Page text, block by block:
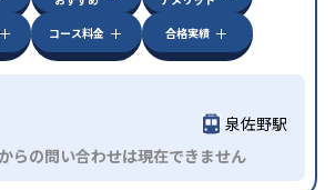
コース料金 合格実績
泉佐野駅
らの問い合わせは現在できません